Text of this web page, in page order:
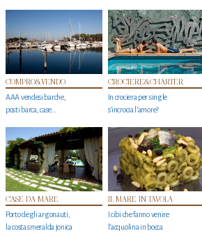
COMPRO&VENDO
AAA vendesi barche,
posti barca, case…
CROCIERE&CHARTER
In crociera per single
s'incrocia l’amore?
CASE DA MARE
Porto degli argonauti,
la costa smeralda jonica
IL MARE IN TAVOLA
I cibi che fanno venire
l’acquolina in bocca